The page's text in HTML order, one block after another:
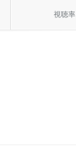
視聴率